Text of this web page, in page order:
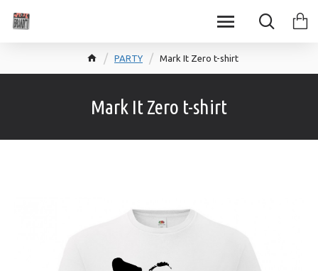
PARTY Mark It Zero t-shirt
Mark It Zero t-shirt